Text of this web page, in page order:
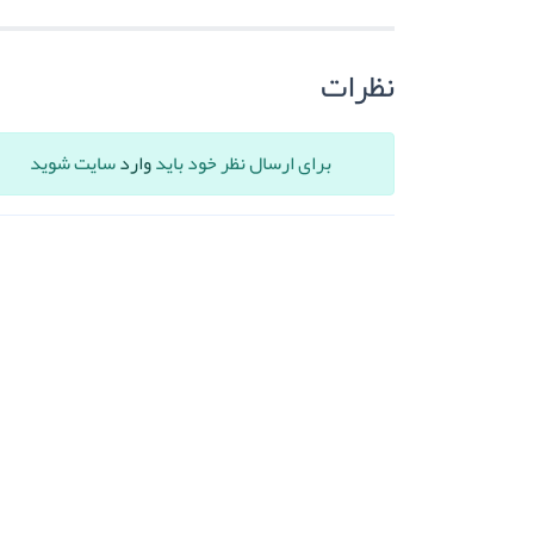
نظرات
برای ارسال نظر خود بایدواردسایت شوید